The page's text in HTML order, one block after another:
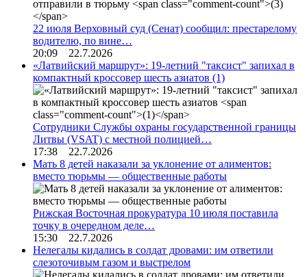
22 июля Верховный суд (Сенат) сообщил: престарелому
водителю, по вине…
20:09 22.7.2026
«Латвийский маршрут»: 19-летний "таксист" запихал в
компактный кроссовер шесть азиатов (1)
Сотрудники Службы охраны государственной границы
Литвы (VSAT) с местной полицией…
17:38 22.7.2026
Мать 8 детей наказали за уклонение от алиментов:
вместо тюрьмы — общественные работы
Рижская Восточная прокуратура 10 июля поставила
точку в очередном деле…
15:30 22.7.2026
Нелегалы кидались в солдат дровами: им ответили
слезоточивым газом и выстрелом